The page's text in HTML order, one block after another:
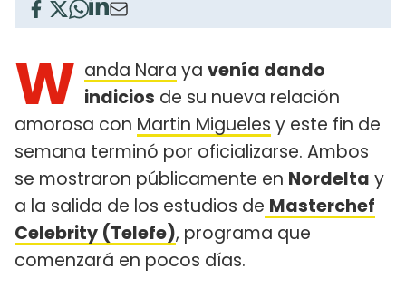
W anda Nara ya venía dando
indicios de su nueva relación
amorosa con Martin Migueles y este fin de
semana terminó por oficializarse. Ambos
se mostraron públicamente en Nordelta y
a la salida de los estudios de Masterchef
Celebrity (Telefe), programa que
comenzará en pocos días.